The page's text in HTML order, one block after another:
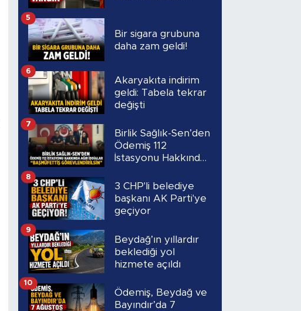
Bir sigara grubuna
daha zam geldi!
5
Akaryakıta indirim
geldi: Tabela tekrar
değişti
6
Birlik Sağlık-Sen’den
Ödemiş 112
İstasyonu Hakkında
“Başmüfettiş
Görevlendirilsin”
7
3 CHP'li belediye
başkanı AK Parti'ye
geçiyor
8
Beydağ’ın yıllardır
beklediği yol
hizmete açıldı
9
Ödemiş, Beydağ ve
Bayındır’da 7
10